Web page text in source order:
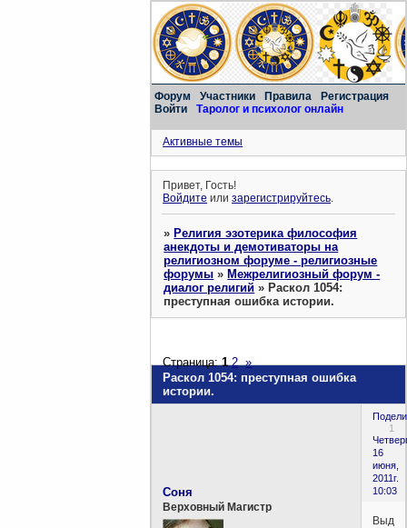
Форум Участники Правила
Регистрация
Войти
Таролог и психолог онлайн
Активные темы
Привет, Гость!
Войдите илизарегистрируйтесь.
»Религия эзотерика философия
анекдоты и демотиваторы на
религиозном форуме - религиозные
форумы »Межрелигиозный форум -
диалог религий »Раскол 1054:
преступная ошибка истории.
Раскол 1054: преступная ошибка
истории.
Страница:1 2 »
1
16
июня,
2011г.
10:03
Соня
Верховный Магистр